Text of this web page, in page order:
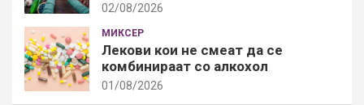
02/08/2026
МИКСЕР
Лекови кои не смеат да се
комбинираат со алкохол
01/08/2026